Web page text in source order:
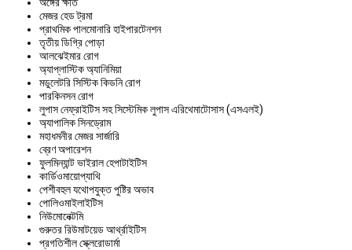
মেজর হেড ট্রমা
প্রাথমিক পালমোনারি হাইপারটেনশন
তৃতীয় ডিগ্রি পোড়া
আলঝেইমার রোগ
অ্যাপ্লাস্টিক অ্যানিমিয়া
মডুলেটরি সিস্টিক কিডনি রোগ
পারকিনসন রোগ
লুপাস নেফ্রাইটিস সহ সিস্টেমিক লুপাস এরিথেমাটোসাস (এসএলই)
অ্যাপালিক সিনড্রোম
মহাধমনীর মেজর সার্জারি
ব্রেণ অপারেশন
ফুলমিন্যান্ট ভাইরাল হেপাটাইটিস
কার্ডিওমায়োপ্যাথি
পেশীবহুল যথোপযুক্ত পুষ্টির অভাব
পোলিওমাইলাইটিস
নিউমোনেক্টমি
গুরুতর রিউমাটয়েড আর্থ্রাইটিস
প্রগতিশীল স্ক্লেরোডার্মা